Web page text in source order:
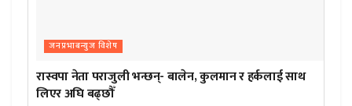
जनप्रभाबन्युज विशेष
रास्वपा नेता पराजुली भन्छन्- बालेन, कुलमान र हर्कलाई साथ
लिएर अघि बढ्छौँ